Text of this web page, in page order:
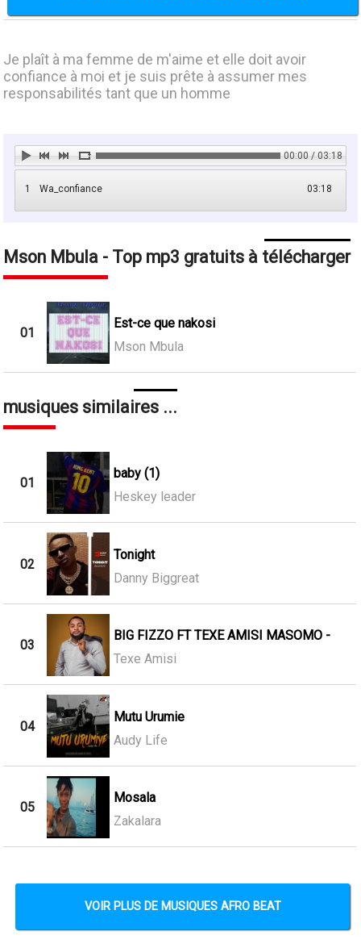
Je plaît à ma femme de m'aime et elle doit avoir
confiance à moi et je suis prête à assumer mes
responsabilités tant que un homme
00:00 / 03:18
1 03:18
Wa_confiance
Mson Mbula - Top mp3 gratuits à télécharger
01
Est-ce que nakosi
Mson Mbula
musiques similaires ...
01
baby (1)
Heskey leader
02
Tonight
Danny Biggreat
03
BIG FIZZO FT TEXE AMISI MASOMO -
Texe Amisi
04
Mutu Urumie
Audy Life
05
Mosala
Zakalara
VOIR PLUS DE MUSIQUES AFRO BEAT